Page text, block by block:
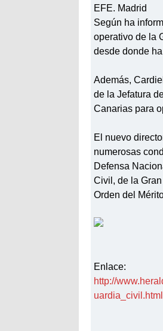
EFE. Madrid
Según ha
operativo de la
desde donde
Además,
de la Jefatura
Canarias para
El nuevo
numerosas
Defensa
Civil, de la
Orden del
Enlace:
http://
uardia_civil.html